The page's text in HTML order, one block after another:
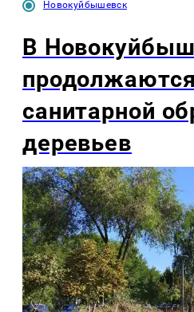
Новокуйбышевск
В
санитарной
деревьев